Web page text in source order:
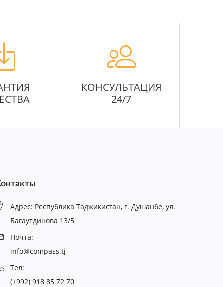
КОНСУЛЬТАЦИЯ
24/7
Адрес: Республика Таджикистан, г. Душанбе, ул.
Багаутдинова 13/5
Почта:
info@compass.tj
Тел:
(+992) 918 85 72 70